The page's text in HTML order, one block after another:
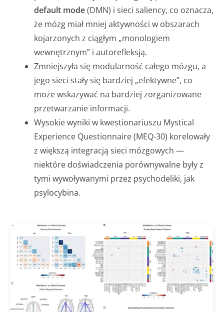
default mode(DMN) i sieci saliency, co oznacza,
że mózg miał mniej aktywności w obszarach
kojarzonych z ciągłym „monologiem
wewnętrznym” i autorefleksją.
Zmniejszyła się modularność całego mózgu, a
jego sieci stały się bardziej „efektywne”, co
może wskazywać na bardziej zorganizowane
przetwarzanie informacji.
Wysokie wyniki w kwestionariuszu Mystical
Experience Questionnaire (MEQ-30) korelowały
z większą integracją sieci mózgowych —
niektóre doświadczenia porównywalne były z
tymi wywoływanymi przez psychodeliki, jak
psylocybina.